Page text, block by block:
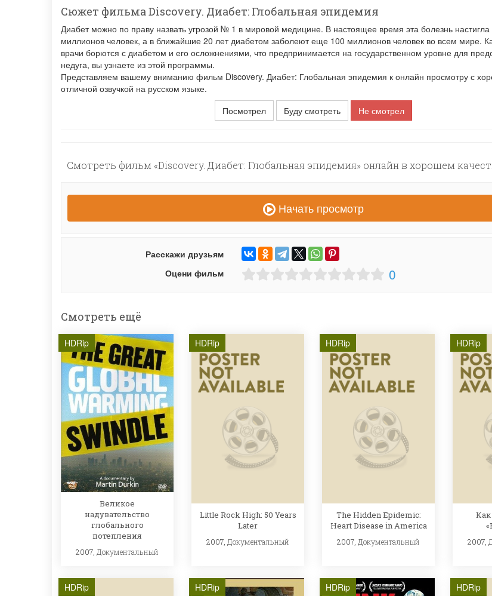
Сюжет фильма Discovery. Диабет: Глобальная эпидемия
Диабет можно по праву назвать угрозой № 1 в мировой медицине. В настоящее время эта болезнь
миллионов человек, а в ближайшие 20 лет диабетом заболеют еще 100 миллионов человек во всем мире.
врачи борются с диабетом и его осложнениями, что предпринимается на государственном уровне для
недуга, вы узнаете из этой программы.
Представляем вашему вниманию фильм Discovery. Диабет: Глобальная эпидемия к онлайн просмотру с
отличной озвучкой на русском языке.
Посмотрел
Буду смотреть Не смотрел
Смотреть фильм «Discovery. Диабет: Глобальная эпидемия» онлайн в хорошем
Начать просмотр
Расскажи друзьям
Оцени фильм
0
Смотреть ещё
HDRip
Великое
надувательство
глобального
потепления
2007, Документальный
HDRip
Little Rock High: 50 Years
Later
2007, Документальный
HDRip
The Hidden Epidemic:
Heart Disease in America
2007, Документальный
HDRip
Как
2007,
HDRip HDRip HDRip HDRip